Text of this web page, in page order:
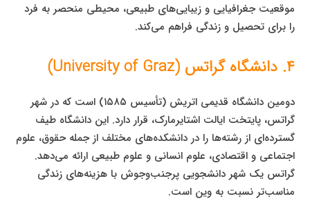
موقعیت جغرافیایی و زیبایی‌های طبیعی، محیطی منحصر به فرد
را برای تحصیل و زندگی فراهم می‌کند.
۴. دانشگاه گراتس (University of Graz)
دومین دانشگاه قدیمی اتریش (تأسیس ۱۵۸۵) است که در شهر
گراتس، پایتخت ایالت اشتایرمارک، قرار دارد. این دانشگاه طیف
گسترده‌ای از رشته‌ها را در دانشکده‌های مختلف از جمله حقوق، علوم
اجتماعی و اقتصادی، علوم انسانی و علوم طبیعی ارائه می‌دهد.
گراتس یک شهر دانشجویی پرجنب‌وجوش با هزینه‌های زندگی
مناسب‌تر نسبت به وین است.